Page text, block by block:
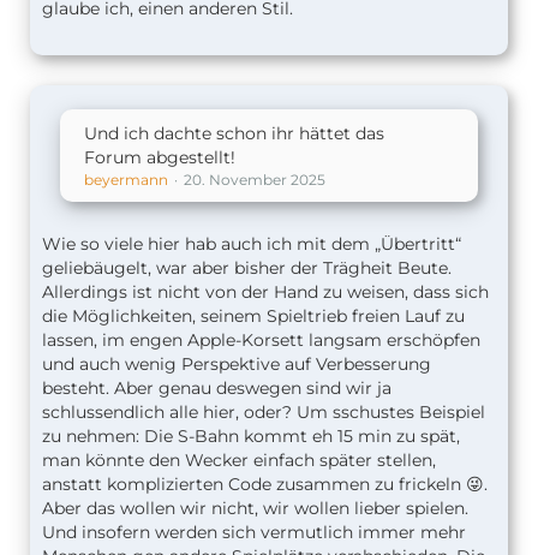
glaube ich, einen anderen Stil.
Und ich dachte schon ihr hättet das
Forum abgestellt!
beyermann 20. November 2025
Wie so viele hier hab auch ich mit dem „Übertritt“
geliebäugelt, war aber bisher der Trägheit Beute.
Allerdings ist nicht von der Hand zu weisen, dass sich
die Möglichkeiten, seinem Spieltrieb freien Lauf zu
lassen, im engen Apple-Korsett langsam erschöpfen
und auch wenig Perspektive auf Verbesserung
besteht. Aber genau deswegen sind wir ja
schlussendlich alle hier, oder? Um sschustes Beispiel
zu nehmen: Die S-Bahn kommt eh 15 min zu spät,
man könnte den Wecker einfach später stellen,
anstatt komplizierten Code zusammen zu frickeln 😜.
Aber das wollen wir nicht, wir wollen lieber spielen.
Und insofern werden sich vermutlich immer mehr